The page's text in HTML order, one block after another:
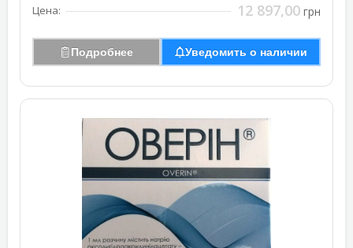
Цена: 12 897,00 грн
Подробнее Уведомить о наличии